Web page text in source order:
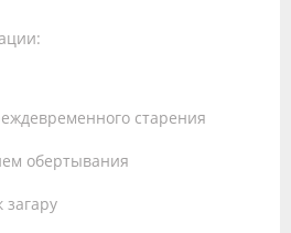
старения
обертывания
загару